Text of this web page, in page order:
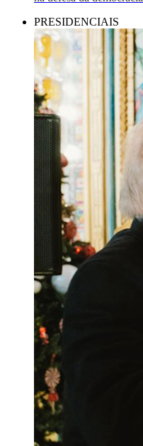
PRESIDENCIAIS